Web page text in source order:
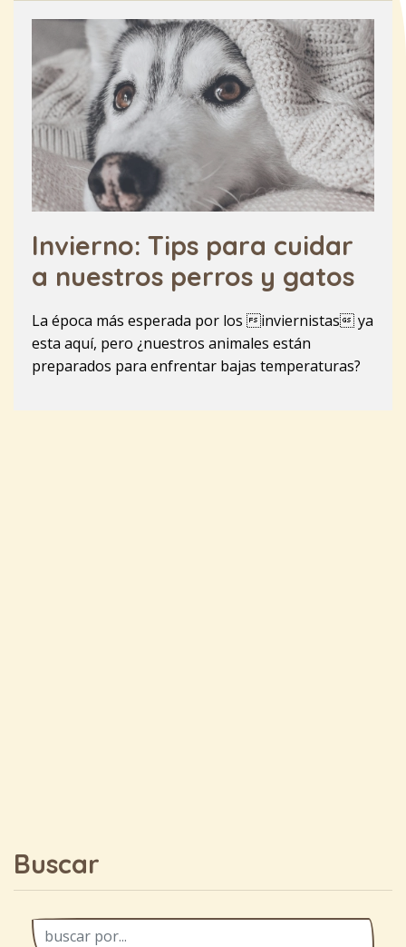
Invierno: Tips para cuidar
a nuestros perros y gatos
La época más esperada por los inviernistas ya
esta aquí, pero ¿nuestros animales están
preparados para enfrentar bajas temperaturas?
Buscar